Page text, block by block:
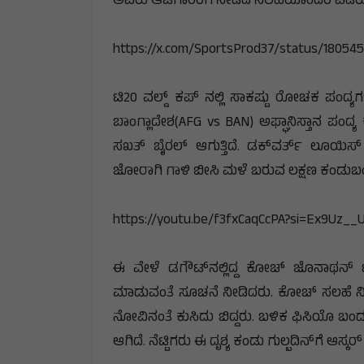
https://x.com/SportsProd37/status/
ಟಿ20 ವಲ್ಡ್ ಕಪ್ ನಲ್ಲಿ ಸಾಕಷ್ಟು ರೋಚಕ‌
ಬಾಂಗ್ಲಾದೇಶ(AFG vs BAN) ಅಫ್ಘಾನಿಸ್ತಾನ
ಸಖತ್ ಬೈರಲ್ ಆಗುತ್ತಿದೆ. ಡಕ್​ವರ್ತ್​ ಲೂಯಿಸ್​
ಜೋರಾಗಿ ಗಾಳಿ ಬೀಸಿ ಮಳೆ ಬರುವ ಲಕ್ಷಣ
https://youtu.be/
ಈ ವೇಳೆ ಡಗೌಟ್​ನಲ್ಲಿದ್ದ ಕೋಚ್​ ಜೊನಾಥನ್​
ಮಾಡುವಂತೆ ಸೂಚನೆ ನೀಡಿದರು. ಕೋಚ್​ ಸಲಹೆ
ನೋವಿನಂತೆ ಕುಸಿದು ಬಿದ್ದರು. ಬಳಿಕ ಫಿಸಿಯೊ
ಆಗಿದೆ. ನೆಟ್ಟಿಗರು ಈ ದೃಶ್ಯ ಕಂಡು ಗುಲ್ಬದಿನ್​ಗೆ